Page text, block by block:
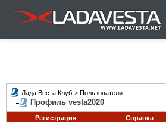
Лада Веста Клуб > Пользователи
Профиль vesta2020
Регистрация Справка